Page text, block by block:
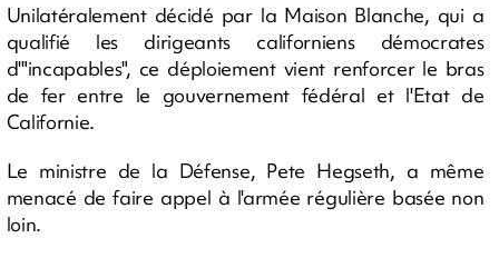
Unilatéralement décidé par la Maison Blanche, qui a
qualifié les dirigeants californiens démocrates
d'"incapables", ce déploiement vient renforcer le bras
de fer entre le gouvernement fédéral et l'Etat de
Californie.
Le ministre de la Défense, Pete Hegseth, a même
menacé de faire appel à l'armée régulière basée non
loin.